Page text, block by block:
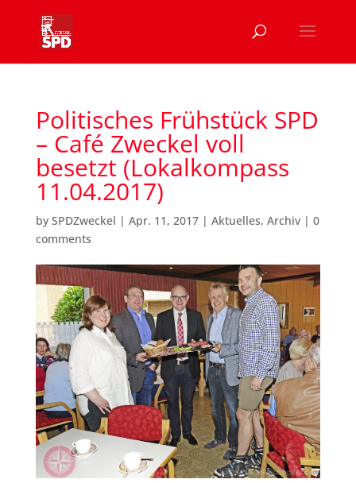
Politisches Frühstück SPD
– Café Zweckel voll
besetzt (Lokalkompass
11.04.2017)
by SPDZweckel | Apr. 11, 2017| Aktuelles, Archiv| 0
comments